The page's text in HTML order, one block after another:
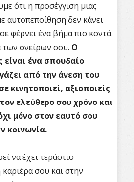
ότι η προσέγγιση μιας
αυτοπεποίθηση δεν κάνει
φέρνει ένα βήμα πιο κοντά
των ονείρων σου. Ο
είναι ένα σπουδαίο
από την άνεση του
κινητοποιεί, αξιοποιείς
ελεύθερο σου χρόνο και
μόνο στον εαυτό σου
κοινωνία.
να έχει τεράστιο
σου και στην